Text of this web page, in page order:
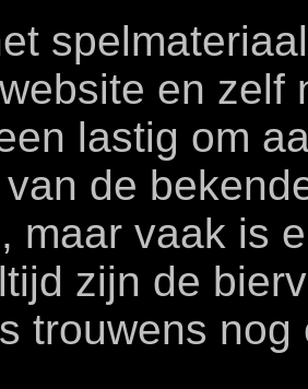
en zelf
lastig om
de
maar vaak is
zijn de
trouwens